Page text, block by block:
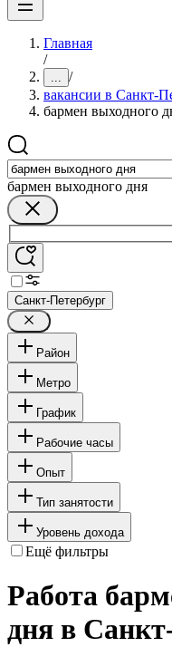
Главная
/
... /
вакансии в Санкт-
бармен выходного
бармен выходного дня
Санкт-Петербург
Район
Метро
График
Рабочие часы
Опыт
Тип занятости
Уровень дохода
Ещё фильтры
Работа
дня в